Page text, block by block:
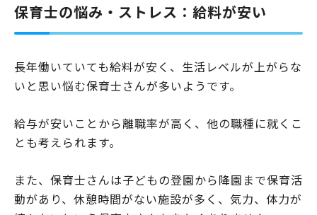
保育士の悩み・ストレス：給料が安い
長年働いていても給料が安く、生活レベルが上がらな
いと思い悩む保育士さんが多いようです。
給与が安いことから離職率が高く、他の職種に就くこ
とも考えられます。
また、保育士さんは子どもの登園から降園まで保育活
動があり、休憩時間がない施設が多く、気力、体力が